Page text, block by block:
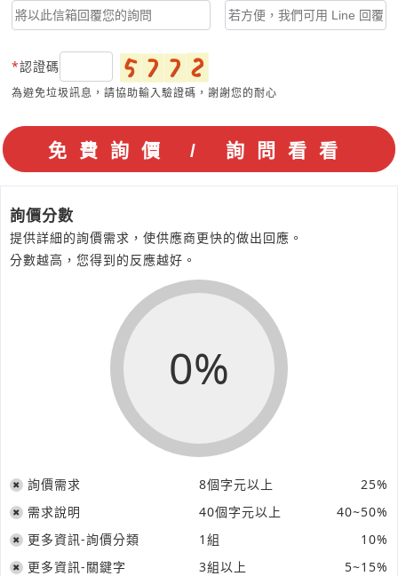
認證碼
為避免垃圾訊息，請協助輸入驗證碼，謝謝您的耐心
詢價分數
提供詳細的詢價需求，使供應商更快的做出回應。
分數越高，您得到的反應越好。
0%
詢價需求 8個字元以上
25%
需求說明
40個字元以上
40~50%
更多資訊-詢價分類
1組
10%
更多資訊-關鍵字
3組以上 5~15%